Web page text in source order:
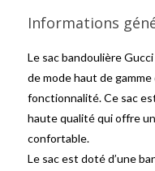
Informations
Le sac bandoulière
de mode haut de
fonctionnalité. Ce sac
haute qualité qui offre
confortable.
Le sac est doté d’une